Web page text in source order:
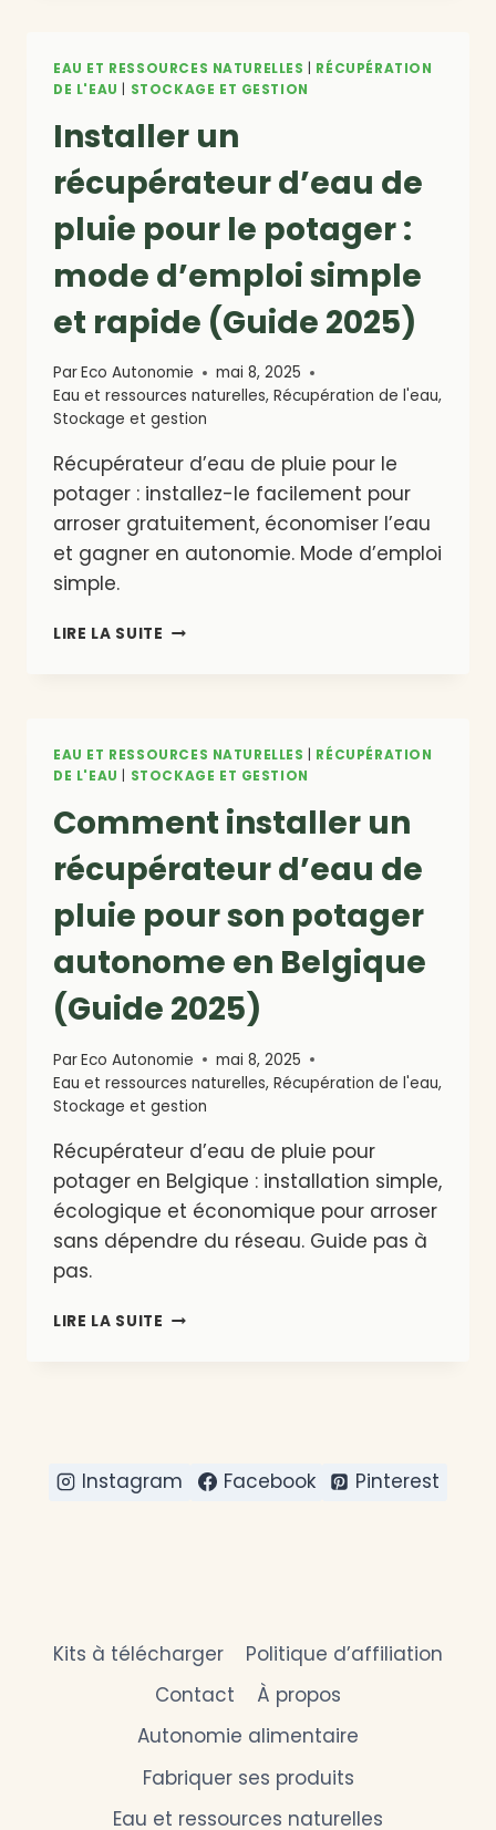
LOW-
TECH
SEAU,
POMPE
MANUELLE
ET
GRAVITÉ
(GUIDE
SIMPLE)
EAU ET RESSOURCES NATURELLES
RÉCUPÉRATION
DE L'EAU
STOCKAGE ET GESTION
Installer un
récupérateur d’eau de
pluie pour le potager :
mode d’emploi simple
et rapide (Guide 2025)
ParEco Autonomie
mai 8, 2025
Eau et ressources naturelles, Récupération de l'eau,
Stockage et gestion
Récupérateur d’eau de pluie pour le
potager : installez-le facilement pour
arroser gratuitement, économiser l’eau
et gagner en autonomie. Mode d’emploi
simple.
LIRE LA SUITE INSTALLER
PLUIE
POUR
POTAGER
:
MODE
D’EMPLOI
SIMPLE
ET
RAPIDE
(GUIDE
2025)
EAU ET RESSOURCES NATURELLES
RÉCUPÉRATION
DE L'EAU
STOCKAGE ET GESTION
Comment installer un
récupérateur d’eau de
pluie pour son potager
autonome en Belgique
(Guide 2025)
ParEco Autonomie
mai 8, 2025
Eau et ressources naturelles, Récupération de l'eau,
Stockage et gestion
Récupérateur d’eau de pluie pour
potager en Belgique : installation simple,
écologique et économique pour arroser
sans dépendre du réseau. Guide pas à
pas.
LIRE LA SUITE COMMENT
POUR
2025)
Instagram Facebook Pinterest
Kits à télécharger
Politique d’affiliation
Contact
À propos
Autonomie alimentaire
Fabriquer ses produits
Eau et ressources naturelles